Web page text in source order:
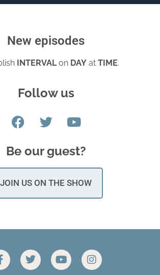
New episodes
INTERVALon DAY at TIME.
Follow us
Be our guest?
JOIN US ON THE SHOW